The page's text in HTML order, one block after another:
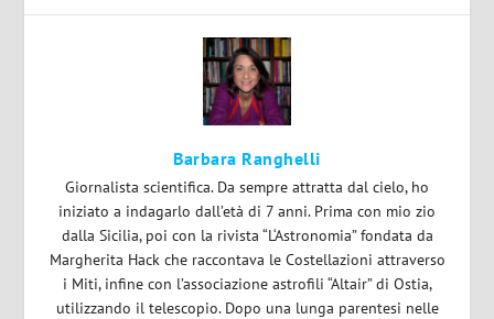
Barbara Ranghelli
Giornalista scientifica. Da sempre attratta dal cielo, ho
iniziato a indagarlo dall’età di 7 anni. Prima con mio zio
dalla Sicilia, poi con la rivista “L‘Astronomia” fondata da
Margherita Hack che raccontava le Costellazioni attraverso
i Miti, infine con l’associazione astrofili “Altair” di Ostia,
utilizzando il telescopio. Dopo una lunga parentesi nelle